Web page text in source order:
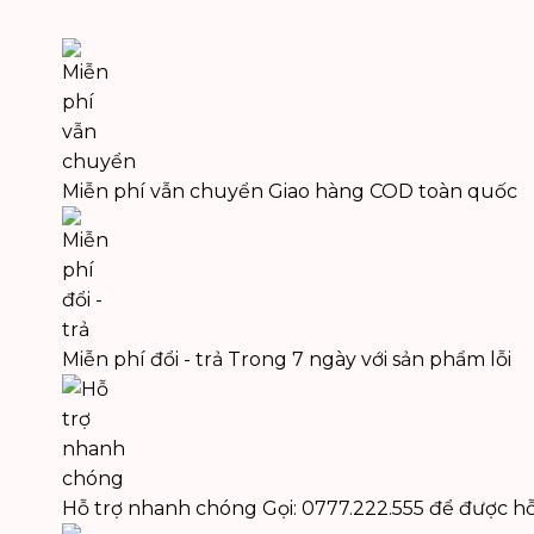
Miễn phí vẫn chuyển Giao hàng COD toàn quốc
Miễn phí đổi - trả Trong 7 ngày với sản phẩm lỗi
Hỗ trợ nhanh chóng Gọi: 0777.222.555 để được